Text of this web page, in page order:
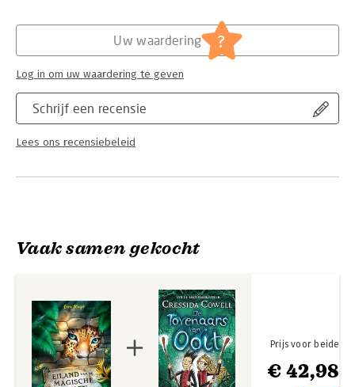
doorlezen. Dit boek heeft alle ingrediënten om een schot in de
roos te zijn voor kinderen.’ – Stoerleesvoer.nl
Eiland van de magische dieren
Schrijf een recensie
Lees ons recensiebeleid
Uw waardering ?
Log in om uw waardering te geven
Vaak samen gekocht
€ 42,98
Prijs voor beide